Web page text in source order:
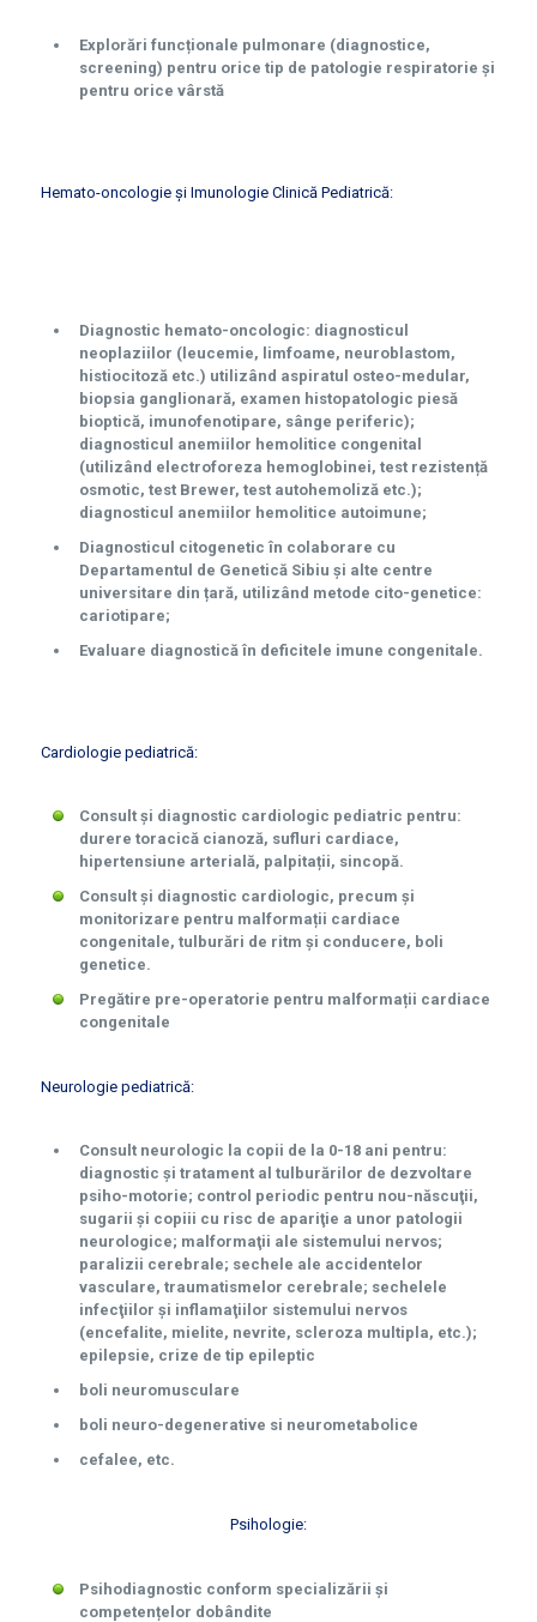
Explorări funcționale pulmonare (diagnostice,
screening) pentru orice tip de patologie respiratorie și
pentru orice vârstă
Hemato-oncologie și Imunologie Clinică Pediatrică:
Diagnostic hemato-oncologic: diagnosticul
neoplaziilor (leucemie, limfoame, neuroblastom,
histiocitoză etc.) utilizând aspiratul osteo-medular,
biopsia ganglionară, examen histopatologic piesă
bioptică, imunofenotipare, sânge periferic);
diagnosticul anemiilor hemolitice congenital
(utilizând electroforeza hemoglobinei, test rezistență
osmotic, test Brewer, test autohemoliză etc.);
diagnosticul anemiilor hemolitice autoimune;
Diagnosticul citogenetic în colaborare cu
Departamentul de Genetică Sibiu și alte centre
universitare din țară, utilizând metode cito-genetice:
cariotipare;
Evaluare diagnostică în deficitele imune congenitale.
Cardiologie pediatrică:
Consult și diagnostic cardiologic pediatric pentru:
durere toracică cianoză, sufluri cardiace,
hipertensiune arterială, palpitații, sincopă.
Consult și diagnostic cardiologic, precum și
monitorizare pentru malformații cardiace
congenitale, tulburări de ritm și conducere, boli
genetice.
Pregătire pre-operatorie pentru malformații cardiace
congenitale
Neurologie pediatrică:
Consult neurologic la copii de la 0-18 ani pentru:
diagnostic şi tratament al tulburărilor de dezvoltare
psiho-motorie; control periodic pentru nou-născuţii,
sugarii şi copiii cu risc de apariţie a unor patologii
neurologice; malformaţii ale sistemului nervos;
paralizii cerebrale; sechele ale accidentelor
vasculare, traumatismelor cerebrale; sechelele
infecţiilor şi inflamaţiilor sistemului nervos
(encefalite, mielite, nevrite, scleroza multipla, etc.);
epilepsie, crize de tip epileptic
boli neuromusculare
boli neuro-degenerative si neurometabolice
cefalee, etc.
Psihologie:
Psihodiagnostic conform specializării și
competențelor dobândite